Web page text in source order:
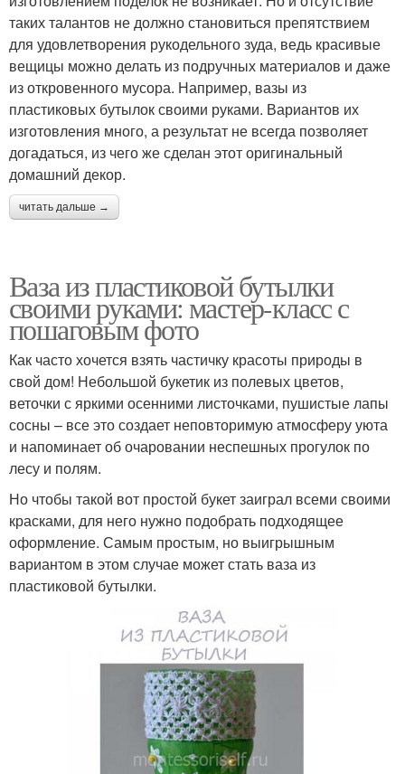
таких талантов не должно становиться препятствием
для удовлетворения рукодельного зуда, ведь красивые
вещицы можно делать из подручных материалов и даже
из откровенного мусора. Например, вазы из
пластиковых бутылок своими руками. Вариантов их
изготовления много, а результат не всегда позволяет
догадаться, из чего же сделан этот оригинальный
домашний декор.
читать дальше →
Ваза из пластиковой бутылки
своими руками: мастер-класс с
пошаговым фото
Как часто хочется взять частичку красоты природы в
свой дом! Небольшой букетик из полевых цветов,
веточки с яркими осенними листочками, пушистые лапы
сосны – все это создает неповторимую атмосферу уюта
и напоминает об очаровании неспешных прогулок по
лесу и полям.
Но чтобы такой вот простой букет заиграл всеми своими
красками, для него нужно подобрать подходящее
оформление. Самым простым, но выигрышным
вариантом в этом случае может стать ваза из
пластиковой бутылки.